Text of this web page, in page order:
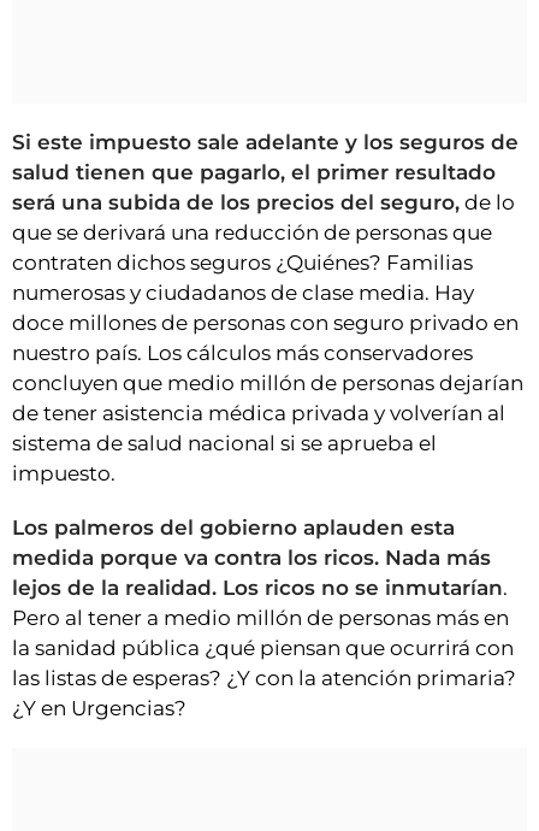
Si este impuesto sale adelante y los seguros de
salud tienen que pagarlo, el primer resultado
será una subida de los precios del seguro, de lo
que se derivará una reducción de personas que
contraten dichos seguros ¿Quiénes? Familias
numerosas y ciudadanos de clase media. Hay
doce millones de personas con seguro privado en
nuestro país. Los cálculos más conservadores
concluyen que medio millón de personas dejarían
de tener asistencia médica privada y volverían al
sistema de salud nacional si se aprueba el
impuesto.
Los palmeros del gobierno aplauden esta
medida porque va contra los ricos. Nada más
lejos de la realidad. Los ricos no se inmutarían.
Pero al tener a medio millón de personas más en
la sanidad pública ¿qué piensan que ocurrirá con
las listas de esperas? ¿Y con la atención primaria?
¿Y en Urgencias?